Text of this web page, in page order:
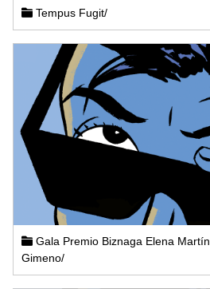
Tempus Fugit/
Gala Premio Biznaga Elena Martín
Gimeno/